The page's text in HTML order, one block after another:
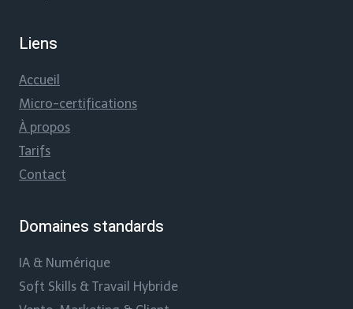
Liens
Accueil
Micro-certifications
À propos
Tarifs
Contact
Domaines standards
IA & Numérique
Soft Skills & Travail Hybride